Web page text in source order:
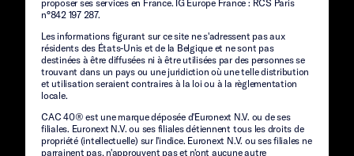
proposer ses services en France. IG Europe France : RCS Paris
n°842 197 287.
Les informations figurant sur ce site ne s'adressent pas aux
résidents des États-Unis et de la Belgique et ne sont pas
destinées à être diffusées ni à être utilisées par des personnes se
trouvant dans un pays ou une juridiction où une telle distribution
et utilisation seraient contraires à la loi ou à la règlementation
locale.
CAC 40® est une marque déposée d'Euronext N.V. ou de ses
filiales. Euronext N.V. ou ses filiales détiennent tous les droits de
propriété (intellectuelle) sur l'indice. Euronext N.V. ou ses filiales ne
parrainent pas, n'approuvent pas et n'ont aucune autre